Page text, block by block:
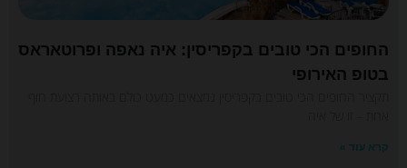
החופים הכי טובים בקפריסין: איה נאפה ופרוטאראס
בטופ האירופי
קרא עוד »